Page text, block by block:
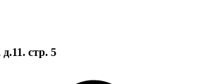
стр. 5